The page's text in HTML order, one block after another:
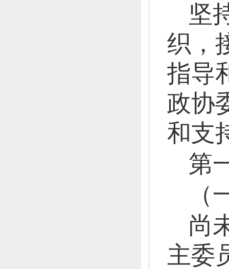
坚
织，
指导
政协
和支
第
尚
主委